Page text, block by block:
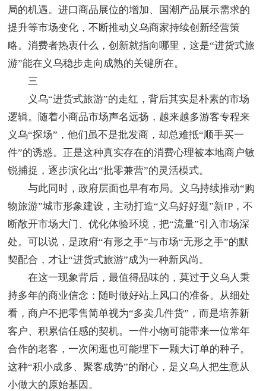
局的机遇。进口商品展位的增加、国潮产品展示需求的
提升等市场变化，不断推动义乌商家持续创新经营策
略。消费者热衷什么，创新就指向哪里，这是“进货式旅
游”能在义乌稳步走向成熟的关键所在。
三
义乌“进货式旅游”的走红，背后其实是朴素的市场
逻辑。随着小商品市场声名远扬，越来越多游客专程来
义乌“探场”，他们虽不是批发商，却总难抵“顺手买一
件”的诱惑。正是这种真实存在的消费心理被本地商户敏
锐捕捉，逐步演化出“批零兼营”的灵活模式。
与此同时，政府层面也早有布局。义乌持续推动“购
物旅游”城市形象建设，主动打造“义乌好好逛”新IP，不
断敞开市场大门、优化体验环境，把“流量”引入市场深
处。可以说，是政府“有形之手”与市场“无形之手”的默
契配合，才让“进货式旅游”成为一种新风尚。
在这一现象背后，最值得品味的，莫过于义乌人秉
持多年的商业信念：随时做好站上风口的准备。从细处
看，商户不把零售简单视为“多卖几件货”，而是培养新
客户、积累信任感的契机。一件小物可能带来一位常年
合作的老客，一次闲逛也可能埋下一颗大订单的种子。
这种“积小成多、聚客成势”的耐心，是义乌人把生意从
小做大的原始基因。